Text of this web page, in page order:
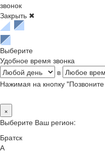
звонок
Закрыть ✖
Выберите
Удобное время звонка
в
Нажимая на кнопку
×
Выберите Ваш регион:
Братск
А